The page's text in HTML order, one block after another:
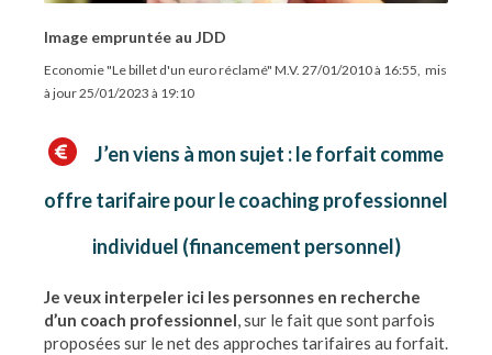
Image empruntée au JDD
Economie "Le billet d'un euro réclamé" M.V. 27/01/2010 à 16:55, mis
à jour25/01/2023 à 19:10
J’en viens à mon sujet : le forfait comme
offre tarifaire pour le coaching professionnel
individuel (financement personnel)
Je veux interpeler ici les personnes en recherche
d’un coach professionnel, sur le fait que sont parfois
proposées sur le net des approches tarifaires au forfait.